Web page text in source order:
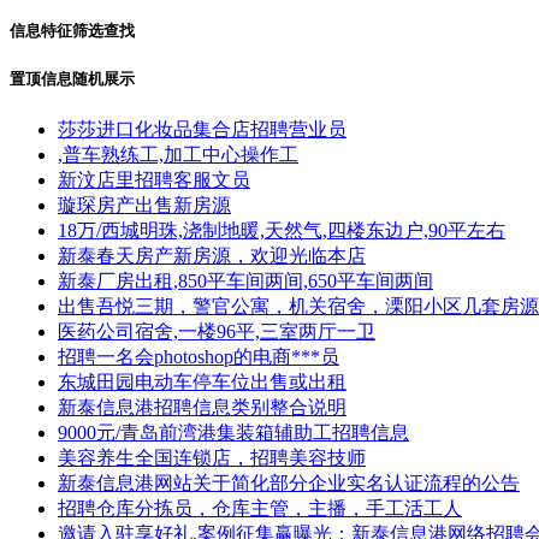
信息特征筛选查找
置顶信息随机展示
莎莎进口化妆品集合店招聘营业员
,普车熟练工,加工中心操作工
新汶店里招聘客服文员
璇琛房产出售新房源
18万/西城明珠,浇制地暖,天然气,四楼东边户,90平左右
新泰春天房产新房源，欢迎光临本店
新泰厂房出租,850平车间两间,650平车间两间
出售吾悦三期，警官公寓，机关宿舍，溧阳小区几套房源
医药公司宿舍,一楼96平,三室两厅一卫
招聘一名会photoshop的电商***员
东城田园电动车停车位出售或出租
新泰信息港招聘信息类别整合说明
9000元/青岛前湾港集装箱辅助工招聘信息
美容养生全国连锁店，招聘美容技师
新泰信息港网站关于简化部分企业实名认证流程的公告
招聘仓库分拣员，仓库主管，主播，手工活工人
邀请入驻享好礼,案例征集赢曝光：新泰信息港网络招聘